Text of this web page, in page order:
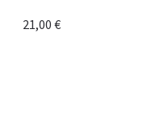
21,00 €